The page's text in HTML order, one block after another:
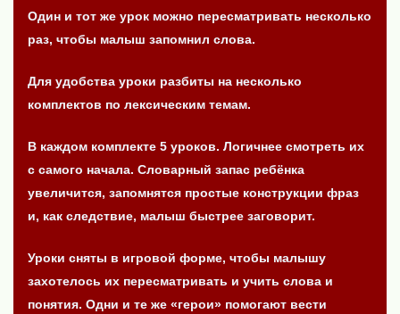
Один и тот же урок можно пересматривать несколько
раз, чтобы малыш запомнил слова.
Для удобства уроки разбиты на несколько
комплектов по лексическим темам.
В каждом комплекте 5 уроков. Логичнее смотреть их
с самого начала. Словарный запас ребёнка
увеличится, запомнятся простые конструкции фраз
и, как следствие, малыш быстрее заговорит.
Уроки сняты в игровой форме, чтобы малышу
захотелось их пересматривать и учить слова и
понятия. Одни и те же «герои» помогают вести